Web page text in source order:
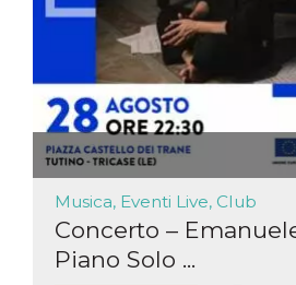
Musica, Eventi Live, Club
Concerto –
Piano Solo ...